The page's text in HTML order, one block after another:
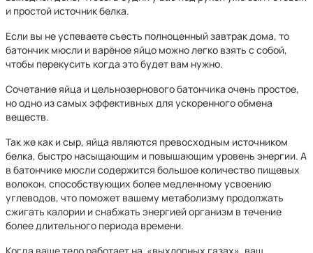
и простой источник белка.
Если вы не успеваете съесть полноценный завтрак дома, то
батончик мюсли и варёное яйцо можно легко взять с собой,
чтобы перекусить когда это будет вам нужно.
Сочетание яйца и цельнозернового батончика очень простое,
но одно из самых эффективных для ускоренного обмена
веществ.
Так же как и сыр, яйца являются превосходным источником
белка, быстро насыщающим и повышающим уровень энергии. А
в батончике мюсли содержится большое количество пищевых
волокон, способствующих более медленному усвоению
углеводов, что поможет вашему метаболизму продолжать
сжигать калории и снабжать энергией организм в течение
более длительного периода времени.